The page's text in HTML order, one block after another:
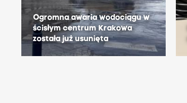
Ogromna awaria wodociągu w
ścisłym centrum Krakowa
została już usunięta